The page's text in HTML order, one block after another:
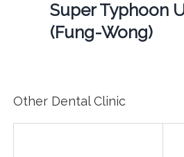
Super Typhoon
(Fung-Wong)
Other Dental Clinic